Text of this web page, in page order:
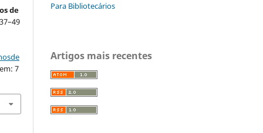
de
7
Para Bibliotecários
Artigos mais recentes